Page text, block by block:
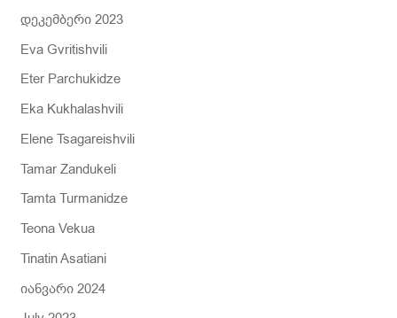
დეკემბერი 2023
Eva Gvritishvili
Eter Parchukidze
Eka Kukhalashvili
Elene Tsagareishvili
Tamar Zandukeli
Tamta Turmanidze
Teona Vekua
Tinatin Asatiani
იანვარი 2024